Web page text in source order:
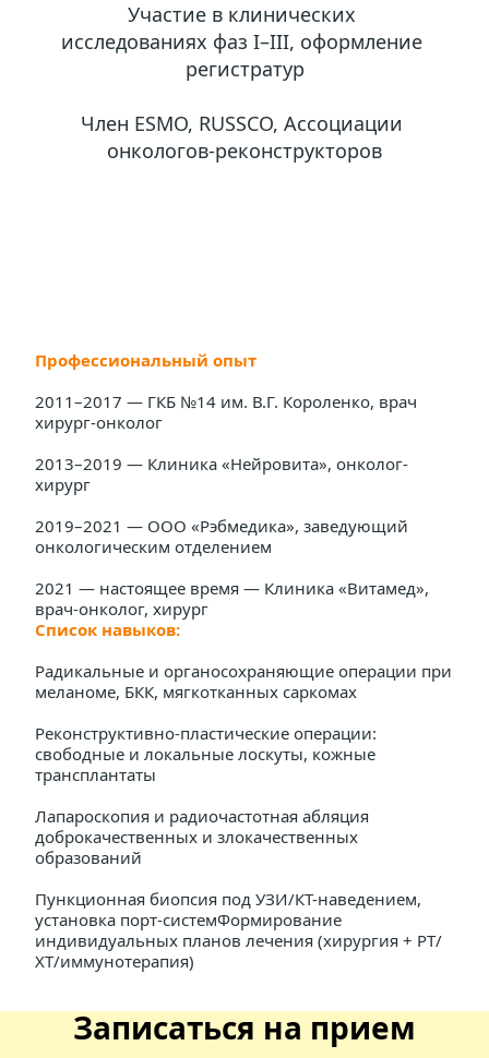
Участие в клинических
исследованиях фаз I–III, оформление
регистратур
Член ESMO, RUSSCO, Ассоциации
онкологов-реконструкторов
Профессиональный опыт
2011–2017 — ГКБ №14 им. В.Г. Короленко, врач
хирург-онколог
2013–2019 — Клиника «Нейровита», онколог-
хирург
2019–2021 — ООО «Рэбмедика», заведующий
онкологическим отделением
2021 — настоящее время — Клиника «Витамед»,
врач-онколог, хирург
Список навыков:
Радикальные и органосохраняющие операции при
меланоме, БКК, мягкотканных саркомах
Реконструктивно-пластические операции:
свободные и локальные лоскуты, кожные
трансплантаты
Лапароскопия и радиочастотная абляция
доброкачественных и злокачественных
образований
Пункционная биопсия под УЗИ/КТ-наведением,
установка порт-системФормирование
индивидуальных планов лечения (хирургия + РТ/
ХТ/иммунотерапия)
Записаться на прием